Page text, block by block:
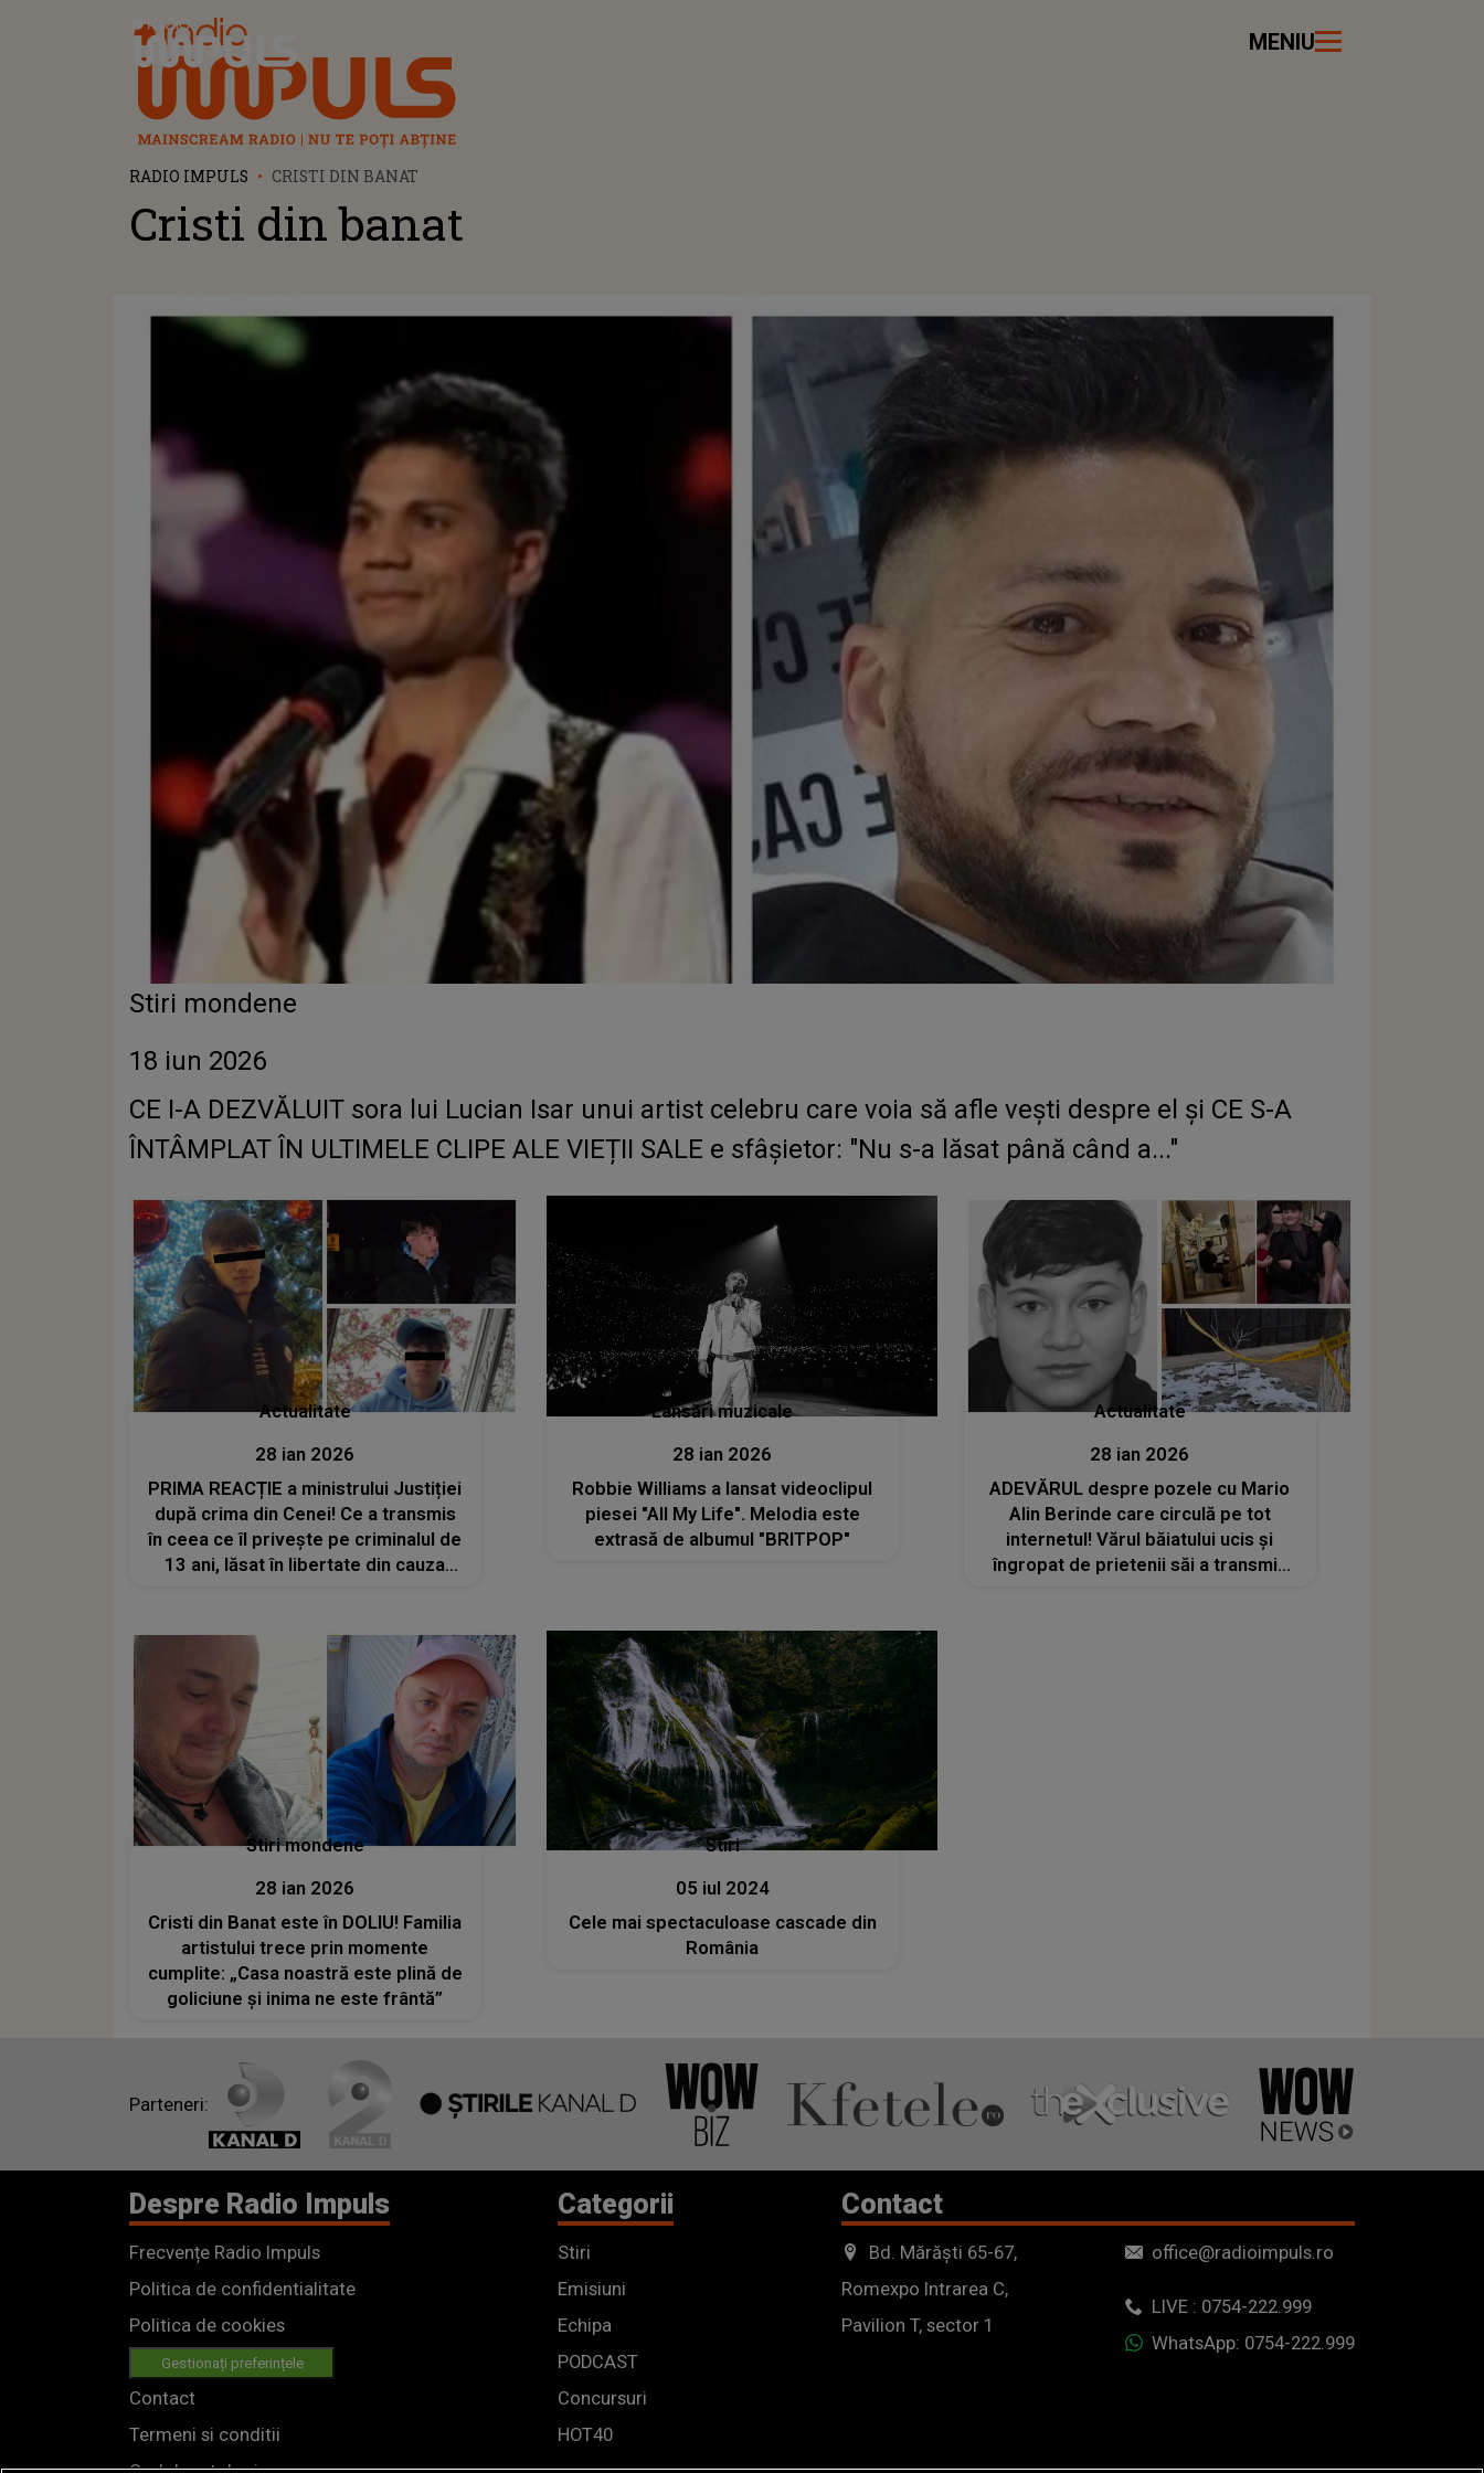
Radio Impuls MENIU
RADIO IMPULS CRISTI DIN BANAT
Cristi din banat
Stiri mondene
18 iun 2026
CE I-A DEZVĂLUIT sora lui Lucian Isar unui artist celebru care voia să afle vești despre el și CE S-A
ÎNTÂMPLAT ÎN ULTIMELE CLIPE ALE VIEȚII SALE e sfâșietor: "Nu s-a lăsat până când a..."
Actualitate
28 ian 2026
PRIMA REACȚIE a ministrului Justiției
după crima din Cenei! Ce a transmis
în ceea ce îl privește pe criminalul de
13 ani, lăsat în libertate din cauza
Lansări muzicale
28 ian 2026
Robbie Williams a lansat videoclipul
piesei "All My Life". Melodia este
extrasă de albumul "BRITPOP"
Actualitate
28 ian 2026
ADEVĂRUL despre pozele cu Mario
Alin Berinde care circulă pe tot
internetul! Vărul băiatului ucis și
îngropat de prietenii săi a transmis
Stiri mondene
28 ian 2026
Cristi din Banat este în DOLIU! Familia
artistului trece prin momente
cumplite: „Casa noastră este plină de
goliciune și inima ne este frântă”
Stiri
05 iul 2024
Cele mai spectaculoase cascade din
România
Parteneri:
Despre Radio Impuls
Frecvențe Radio Impuls
Politica de confidentialitate
Politica de cookies
Gestionați preferințele
Contact
Termeni si conditii
Categorii
Stiri
Emisiuni
Echipa
PODCAST
Concursuri
HOT40
Contact
Bd. Mărăști 65-67,
Romexpo Intrarea C,
Pavilion T, sector 1
office@radioimpuls.ro
LIVE : 0754-222.999
WhatsApp: 0754-222.999